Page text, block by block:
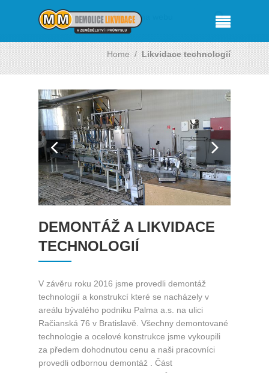
Home /Likvidace technologií
DEMONTÁŽ A LIKVIDACE
TECHNOLOGIÍ
V závěru roku 2016 jsme provedli demontáž
technologií a konstrukcí které se nacházely v
areálu bývalého podniku Palma a.s. na ulici
Račianská 76 v Bratislavě. Všechny demontované
technologie a ocelové konstrukce jsme vykoupili
za předem dohodnutou cenu a naši pracovníci
provedli odbornou demontáž . Část